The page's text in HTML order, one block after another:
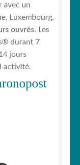
avec un
Luxembourg,
ouvrés. Les
durant 7
jours
activité.